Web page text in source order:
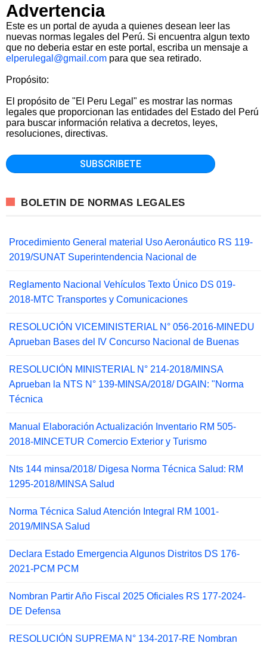
Advertencia
Este es un portal de ayuda a quienes desean leer las
nuevas normas legales del Perú. Si encuentra algun texto
que no deberia estar en este portal, escriba un mensaje a
elperulegal@gmail.com para que sea retirado.
Propósito:
El propósito de "El Peru Legal" es mostrar las normas
legales que proporcionan las entidades del Estado del Perú
para buscar información relativa a decretos, leyes,
resoluciones, directivas.
BOLETIN DE NORMAS LEGALES
Procedimiento General material Uso Aeronáutico RS 119-
2019/SUNAT Superintendencia Nacional de
Reglamento Nacional Vehículos Texto Único DS 019-
2018-MTC Transportes y Comunicaciones
RESOLUCIÓN VICEMINISTERIAL N° 056-2016-MINEDU
Aprueban Bases del IV Concurso Nacional de Buenas
RESOLUCIÓN MINISTERIAL N° 214-2018/MINSA
Aprueban la NTS N° 139-MINSA/2018/ DGAIN: "Norma
Técnica
Manual Elaboración Actualización Inventario RM 505-
2018-MINCETUR Comercio Exterior y Turismo
Nts 144 minsa/2018/ Digesa Norma Técnica Salud: RM
1295-2018/MINSA Salud
Norma Técnica Salud Atención Integral RM 1001-
2019/MINSA Salud
Declara Estado Emergencia Algunos Distritos DS 176-
2021-PCM PCM
Nombran Partir Año Fiscal 2025 Oficiales RS 177-2024-
DE Defensa
RESOLUCIÓN SUPREMA N° 134-2017-RE Nombran